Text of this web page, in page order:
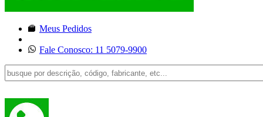
Meus Pedidos
Fale Conosco: 11 5079-9900